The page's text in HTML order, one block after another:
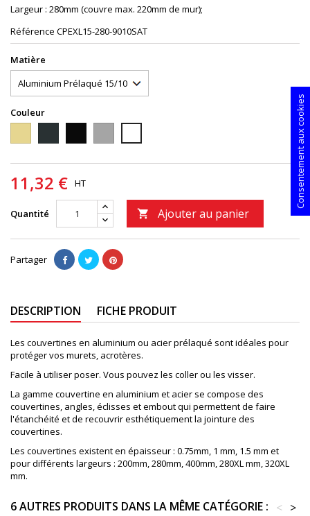
Largeur : 280mm (couvre max. 220mm de mur);
Référence CPEXL15-280-9010SAT
Matière
Couleur
11,32 € HT
Quantité  Ajouter au panier
Partager
DESCRIPTION FICHE PRODUIT
Les couvertines en aluminium ou acier prélaqué sont idéales pour
protéger vos murets, acrotères.
Facile à utiliser poser. Vous pouvez les coller ou les visser.
La gamme couvertine en aluminium et acier se compose des
couvertines, angles, éclisses et embout qui permettent de faire
l'étanchéité et de recouvrir esthétiquement la jointure des
couvertines.
Les couvertines existent en épaisseur : 0.75mm, 1 mm, 1.5 mm et
pour différents largeurs : 200mm, 280mm, 400mm, 280XL mm, 320XL
mm.
6 AUTRES PRODUITS DANS LA MÊME CATÉGORIE : >
<
Consentement aux cookies